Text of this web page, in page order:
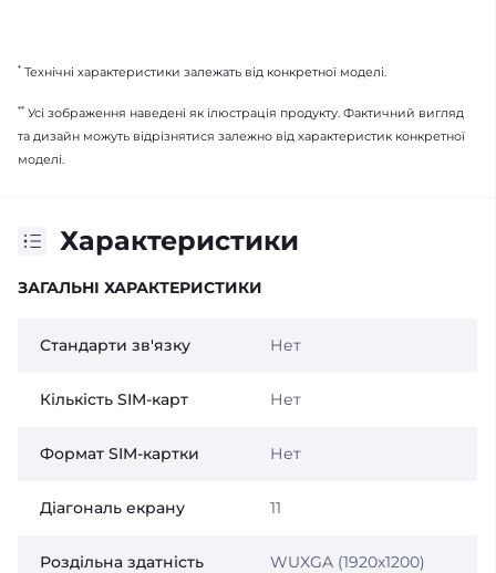
* Технічні характеристики залежать від конкретної моделі.
** Усі зображення наведені як ілюстрація продукту. Фактичний вигляд
та дизайн можуть відрізнятися залежно від характеристик конкретної
моделі.
Характеристики
ЗАГАЛЬНІ ХАРАКТЕРИСТИКИ
Стандарти зв'язку Нет
Кількість SIM-карт Нет
Формат SIM-картки Нет
Діагональ екрану 11
Роздільна здатність
WUXGA (1920х1200)